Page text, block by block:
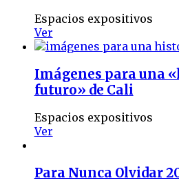
Espacios expositivos
Ver
Imágenes para una
futuro» de Cali
Espacios expositivos
Ver
Para Nunca Olvidar